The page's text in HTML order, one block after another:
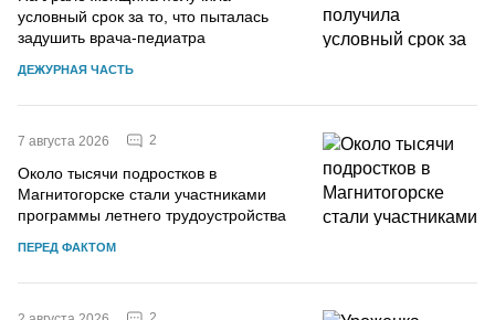
условный срок за то, что пыталась
задушить врача-педиатра
ДЕЖУРНАЯ ЧАСТЬ
7 августа 2026 2
Около тысячи подростков в
Магнитогорске стали участниками
программы летнего трудоустройства
ПЕРЕД ФАКТОМ